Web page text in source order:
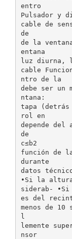
entro
Pulsador y
cable de
de
de la
entana
luz diurna,
cable
ntro de la
debe ser un
ntana:
tapa
rol en
depende
de
c≤b2
función de
durante
datos
•Si la
siderab- •Si
es del
menos de
l
lemente
nsor